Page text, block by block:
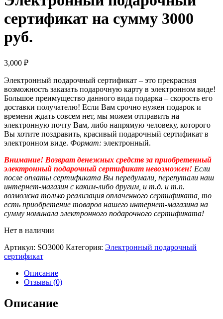
сертификат на сумму 3000
руб.
3,000 ₽
Электронный подарочный сертификат – это прекрасная
возможность заказать подарочную карту в электронном виде!
Большое преимущество данного вида подарка – скорость его
доставки получателю! Если Вам срочно нужен подарок и
времени ждать совсем нет, мы можем отправить на
электронную почту Вам, либо напрямую человеку, которого
Вы хотите поздравить, красивый подарочный сертификат в
электронном виде. Формат: электронный.
Внимание! Возврат денежных средств за приобретенный
электронный подарочный сертификат невозможен! Если
после оплаты сертификата Вы передумали, перепутали наш
интернет-магазин с каким-либо другим, и т.д. и т.п.
возможна только реализация оплаченного сертификата, то
есть приобретение товаров нашего интернет-магазина на
сумму номинала электронного подарочного сертификата!
Нет в наличии
Артикул: SO3000 Категория: Электронный подарочный
сертификат
Описание
Отзывы (0)
Описание